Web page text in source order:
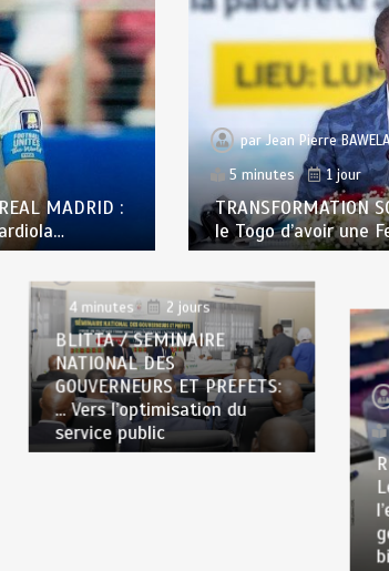
MADRID :
parJean Pierre BAWELA
5 minutes
1 jour
TRANSFORMATION
le Togo d’avoir une
4 minutes
2 jours
BLITTA / SEMINAIRE
NATIONAL DES
GOUVERNEURS ET PREFETS:
… Vers l’optimisation du
service public